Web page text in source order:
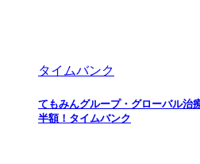
タイムバンク
てもみんグループ・グローバル治
半額！タイムバンク